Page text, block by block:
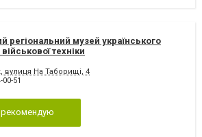
регіональний музей українського
техніки
вулиця На Таборищі, 4
51